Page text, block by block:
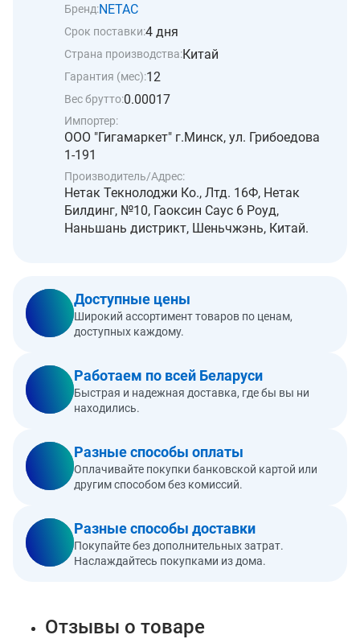
Бренд:NETAC
Срок поставки:4 дня
Страна производства:Китай
Гарантия (мес):12
Вес брутто:0.00017
Импортер:
ООО "Гигамаркет" г.Минск, ул. Грибоедова
1-191
Производитель/Адрес:
Нетак Текнолоджи Ко., Лтд. 16Ф, Нетак
Билдинг, №10, Гаоксин Саус 6 Роуд,
Наньшань дистрикт, Шеньчжэнь, Китай.
Доступные цены
Широкий ассортимент товаров по ценам,
доступных каждому.
Работаем по всей Беларуси
Быстрая и надежная доставка, где бы вы ни
находились.
Разные способы оплаты
Оплачивайте покупки банковской картой или
другим способом без комиссий.
Разные способы доставки
Покупайте без дополнительных затрат.
Наслаждайтесь покупками из дома.
Отзывы о товаре